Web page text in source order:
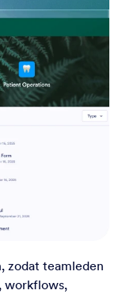
zodat teamleden
workflows,